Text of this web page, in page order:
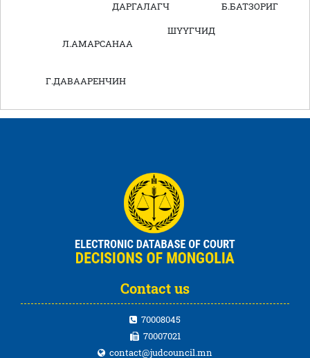
ДАРГАЛАГЧ Б.БАТЗОРИГ
ШҮҮГЧИД
Л.АМАРСАНАА
Г.ДАВААРЕНЧИН
Contact us
70008045
70007021
contact@judcouncil.mn